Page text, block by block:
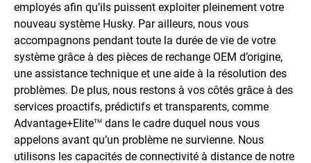
employés afin qu’ils puissent exploiter pleinement votre
nouveau système Husky. Par ailleurs, nous vous
accompagnons pendant toute la durée de vie de votre
système grâce à des pièces de rechange OEM d’origine,
une assistance technique et une aide à la résolution des
problèmes. De plus, nous restons à vos côtés grâce à des
services proactifs, prédictifs et transparents, comme
Advantage+EliteTM dans le cadre duquel nous vous
appelons avant qu’un problème ne survienne. Nous
utilisons les capacités de connectivité à distance de notre